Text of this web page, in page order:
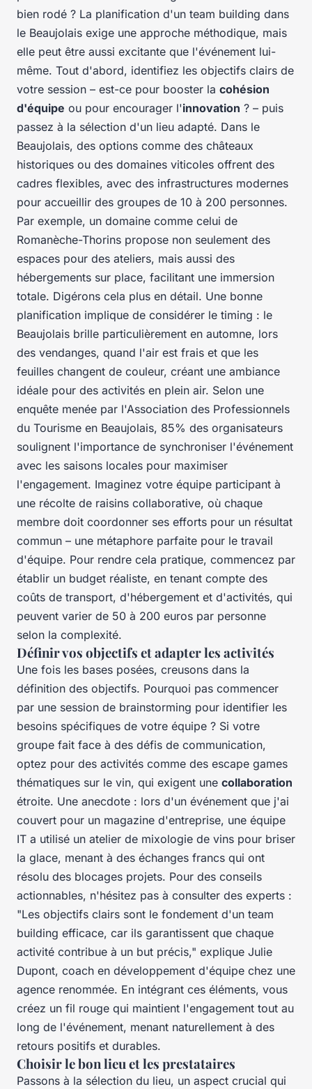
bien rodé ? La planification d'un team building dans
le Beaujolais exige une approche méthodique, mais
elle peut être aussi excitante que l'événement lui-
même. Tout d'abord, identifiez les objectifs clairs de
votre session – est-ce pour booster la cohésion
d'équipe ou pour encourager l'innovation ? – puis
passez à la sélection d'un lieu adapté. Dans le
Beaujolais, des options comme des châteaux
historiques ou des domaines viticoles offrent des
cadres flexibles, avec des infrastructures modernes
pour accueillir des groupes de 10 à 200 personnes.
Par exemple, un domaine comme celui de
Romanèche-Thorins propose non seulement des
espaces pour des ateliers, mais aussi des
hébergements sur place, facilitant une immersion
totale. Digérons cela plus en détail. Une bonne
planification implique de considérer le timing : le
Beaujolais brille particulièrement en automne, lors
des vendanges, quand l'air est frais et que les
feuilles changent de couleur, créant une ambiance
idéale pour des activités en plein air. Selon une
enquête menée par l'Association des Professionnels
du Tourisme en Beaujolais, 85% des organisateurs
soulignent l'importance de synchroniser l'événement
avec les saisons locales pour maximiser
l'engagement. Imaginez votre équipe participant à
une récolte de raisins collaborative, où chaque
membre doit coordonner ses efforts pour un résultat
commun – une métaphore parfaite pour le travail
d'équipe. Pour rendre cela pratique, commencez par
établir un budget réaliste, en tenant compte des
coûts de transport, d'hébergement et d'activités, qui
peuvent varier de 50 à 200 euros par personne
selon la complexité.
Définir vos objectifs et adapter les activités
Une fois les bases posées, creusons dans la
définition des objectifs. Pourquoi pas commencer
par une session de brainstorming pour identifier les
besoins spécifiques de votre équipe ? Si votre
groupe fait face à des défis de communication,
optez pour des activités comme des escape games
thématiques sur le vin, qui exigent une collaboration
étroite. Une anecdote : lors d'un événement que j'ai
couvert pour un magazine d'entreprise, une équipe
IT a utilisé un atelier de mixologie de vins pour briser
la glace, menant à des échanges francs qui ont
résolu des blocages projets. Pour des conseils
actionnables, n'hésitez pas à consulter des experts :
"Les objectifs clairs sont le fondement d'un team
building efficace, car ils garantissent que chaque
activité contribue à un but précis," explique Julie
Dupont, coach en développement d'équipe chez une
agence renommée. En intégrant ces éléments, vous
créez un fil rouge qui maintient l'engagement tout au
long de l'événement, menant naturellement à des
retours positifs et durables.
Choisir le bon lieu et les prestataires
Passons à la sélection du lieu, un aspect crucial qui